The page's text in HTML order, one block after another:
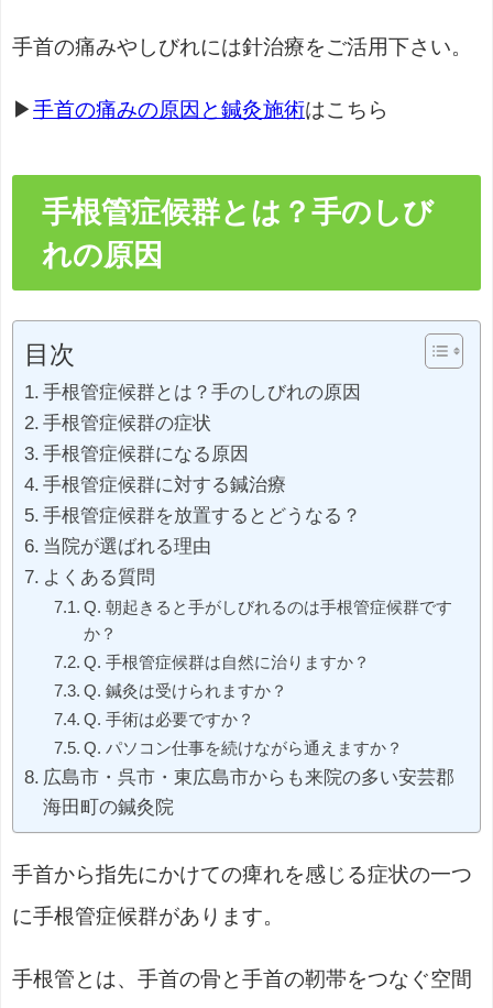
手首の痛みやしびれには針治療をご活用下さい。
▶ 手首の痛みの原因と鍼灸施術はこちら
手根管症候群とは？手のしび
れの原因
目次
手根管症候群とは？手のしびれの原因
手根管症候群の症状
手根管症候群になる原因
手根管症候群に対する鍼治療
手根管症候群を放置するとどうなる？
当院が選ばれる理由
よくある質問
Q. 朝起きると手がしびれるのは手根管症候群です
か？
Q. 手根管症候群は自然に治りますか？
Q. 鍼灸は受けられますか？
Q. 手術は必要ですか？
Q. パソコン仕事を続けながら通えますか？
広島市・呉市・東広島市からも来院の多い安芸郡
海田町の鍼灸院
手首から指先にかけての痺れを感じる症状の一つ
に手根管症候群があります。
手根管とは、手首の骨と手首の靭帯をつなぐ空間